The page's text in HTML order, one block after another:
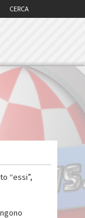
CERCA
“essi”,